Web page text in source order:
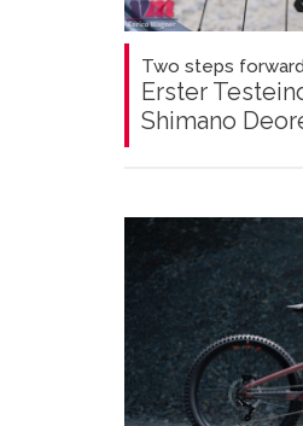
Two steps
Erster
Shimano